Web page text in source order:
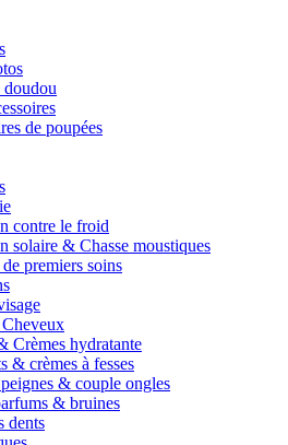
doudou
de poupées
contre le froid
solaire & Chasse moustiques
de premiers soins
Crèmes hydratante
& crèmes à fesses
& couple ongles
& bruines
dents